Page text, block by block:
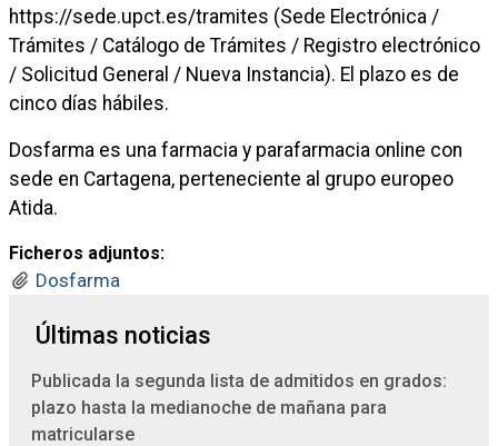
https://sede.upct.es/tramites (Sede Electrónica /
Trámites / Catálogo de Trámites / Registro electrónico
/ Solicitud General / Nueva Instancia). El plazo es de
cinco días hábiles.
Dosfarma es una farmacia y parafarmacia online con
sede en Cartagena, perteneciente al grupo europeo
Atida.
Ficheros adjuntos:
Dosfarma
Últimas noticias
Publicada la segunda lista de admitidos en grados:
plazo hasta la medianoche de mañana para
matricularse